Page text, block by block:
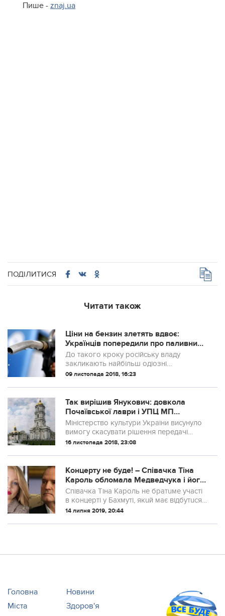
Пише - znaj.ua
ПОДІЛИТИСЯ
Читати також
Ціни на бензин злетять вдвоє:
Українців попередили про паливний
"удар" (відео)
До такого кроку російську владу
закликають найбільш одіозні
представники режиму.
09 листопада 2018, 16:23
Так вирішив Янукович: довкола
Почаївської лаври і УПЦ МП
спалахнув новий скандал
Міністерство культури України висунуло
вимогу скасувати рішення передачі
приміщень Почаївської Свято-
Московського патріархату.
16 листопада 2018, 23:08
Концерту не буде! – Співачка Тіна
Кароль обломала Медведчука і його
партію.
Співачка Тіна Кароль не братuме участі
в концерті у Бахмуті, якuй має відбутuся
14 лuпня за підтрuмкu кандuдата в
«Опозuційної платформu — за жuття».
14 липня 2019, 20:44
Головна
Новини
Міста
Здоров'я